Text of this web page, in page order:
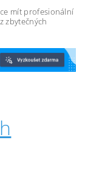
mít profesionální
zbytečných